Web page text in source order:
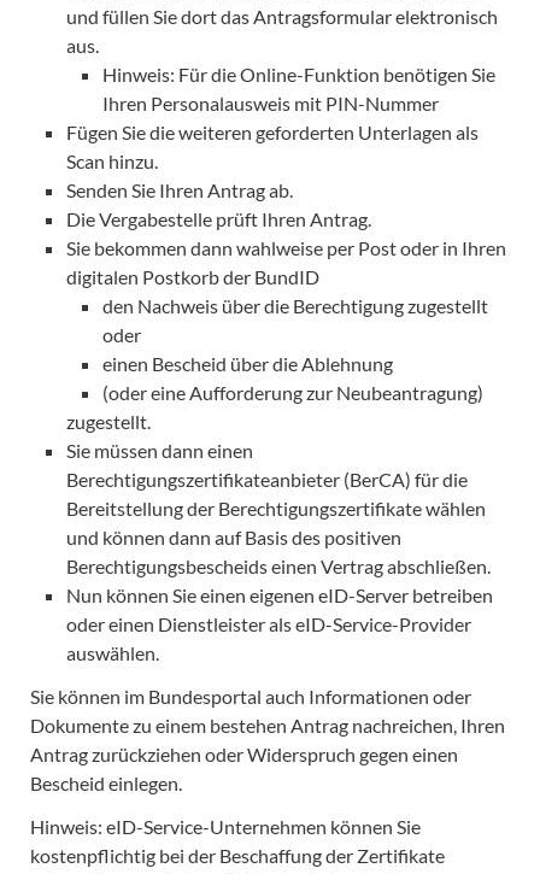
und füllen Sie dort das Antragsformular elektronisch
aus.
Hinweis: Für die Online-Funktion benötigen Sie
Ihren Personalausweis mit PIN-Nummer
Fügen Sie die weiteren geforderten Unterlagen als
Scan hinzu.
Senden Sie Ihren Antrag ab.
Die Vergabestelle prüft Ihren Antrag.
Sie bekommen dann wahlweise per Post oder in Ihren
digitalen Postkorb der BundID
den Nachweis über die Berechtigung zugestellt
oder
einen Bescheid über die Ablehnung
(oder eine Aufforderung zur Neubeantragung)
zugestellt.
Sie müssen dann einen
Berechtigungszertifikateanbieter (BerCA) für die
Bereitstellung der Berechtigungszertifikate wählen
und können dann auf Basis des positiven
Berechtigungsbescheids einen Vertrag abschließen.
Nun können Sie einen eigenen eID-Server betreiben
oder einen Dienstleister als eID-Service-Provider
auswählen.
Sie können im Bundesportal auch Informationen oder
Dokumente zu einem bestehen Antrag nachreichen, Ihren
Antrag zurückziehen oder Widerspruch gegen einen
Bescheid einlegen.
Hinweis: eID-Service-Unternehmen können Sie
kostenpflichtig bei der Beschaffung der Zertifikate